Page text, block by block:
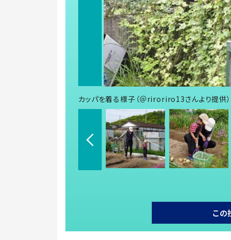
カッパを着る様子（＠riroriro13さんより提供）
この